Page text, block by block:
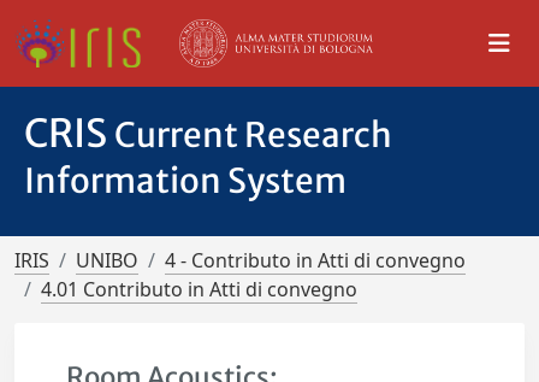
CRIS Current Research
Information System
IRIS UNIBO
4 - Contributo in Atti di convegno
4.01 Contributo in Atti di convegno